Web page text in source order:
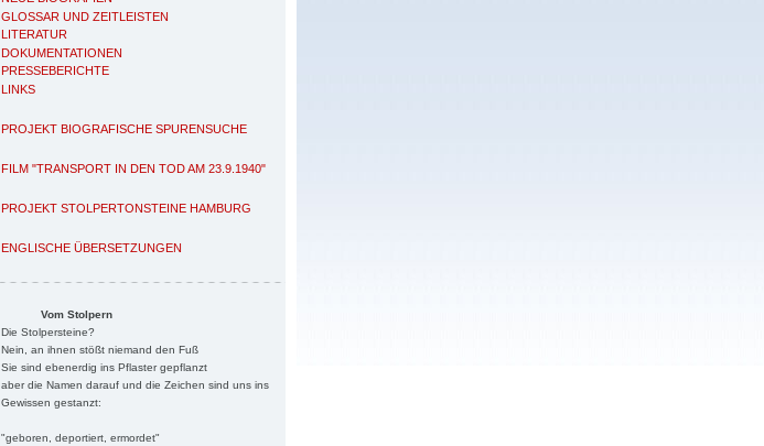
GLOSSAR UND ZEITLEISTEN
LITERATUR
DOKUMENTATIONEN
PRESSEBERICHTE
LINKS
PROJEKT BIOGRAFISCHE SPURENSUCHE
FILM "TRANSPORT IN DEN TOD AM 23.9.1940"
PROJEKT STOLPERTONSTEINE HAMBURG
ENGLISCHE ÜBERSETZUNGEN
Vom Stolpern
Die Stolpersteine?
Nein, an ihnen stößt niemand den Fuß
Sie sind ebenerdig ins Pflaster gepflanzt
aber die Namen darauf und die Zeichen sind uns ins
Gewissen gestanzt:
"geboren, deportiert, ermordet"